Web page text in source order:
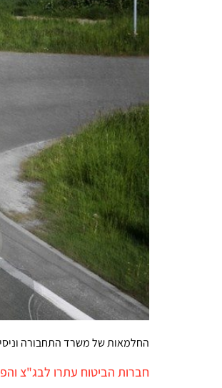
החלמאות של משרד התחבורה
חברות הביטוח עתרו לבג"צ